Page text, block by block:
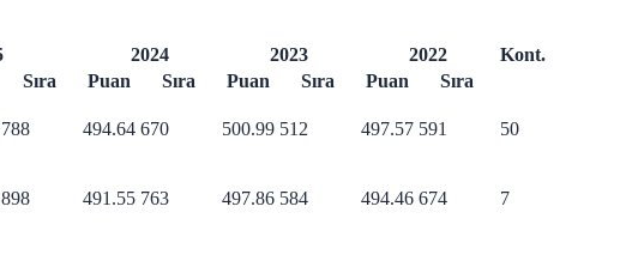
2024 2023 2022
Kont.
Sıra Puan Sıra Puan Sıra Puan Sıra
788 494.64 670 500.99 512 497.57 591 50
898 491.55 763 497.86 584 494.46 674 7